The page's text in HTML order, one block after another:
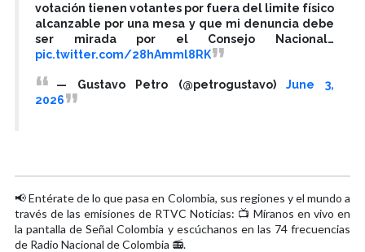
votación tienen votantes por fuera del limite físico
alcanzable por una mesa y que mi denuncia debe
ser mirada por el Consejo Nacional…
pic.twitter.com/28hAmml8RK
— Gustavo Petro (@petrogustavo)June 3,
2026
📢 Entérate de lo que pasa en Colombia, sus regiones y el mundo a
través de las emisiones de RTVC Noticias: 📺 Míranos en vivo en
la pantalla de Señal Colombia y escúchanos en las 74 frecuencias
de Radio Nacional de Colombia 📻.